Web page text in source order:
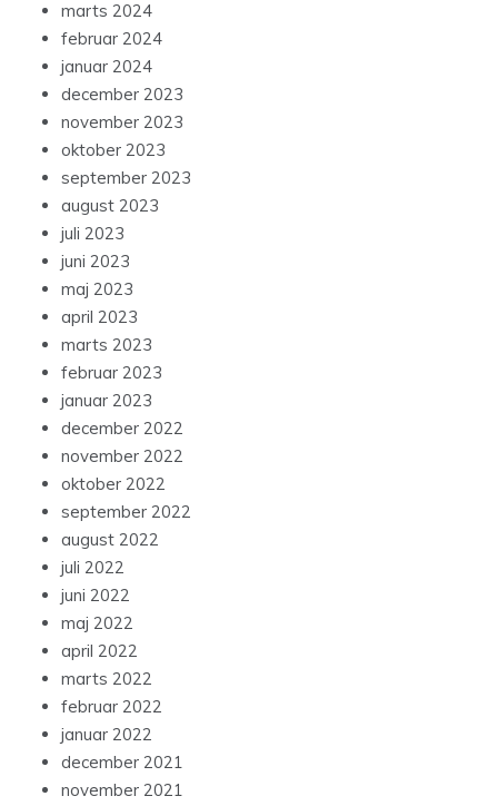
marts 2024
februar 2024
januar 2024
december 2023
november 2023
oktober 2023
september 2023
august 2023
juli 2023
juni 2023
maj 2023
april 2023
marts 2023
februar 2023
januar 2023
december 2022
november 2022
oktober 2022
september 2022
august 2022
juli 2022
juni 2022
maj 2022
april 2022
marts 2022
februar 2022
januar 2022
december 2021
november 2021